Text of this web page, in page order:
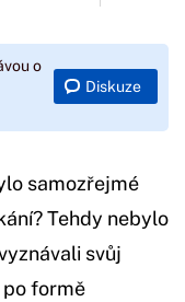
o
Diskuze
samozřejmé
Tehdy nebylo
svůj
po formě